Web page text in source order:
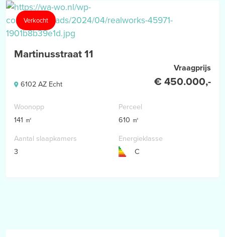
Verkocht
Martinusstraat 11
6102 AZ Echt
Vraagprijs
€ 450.000,-
Woonopp
141 ㎡
Perceel
610 ㎡
Aantal slaapkamers
3
Energieklasse
C